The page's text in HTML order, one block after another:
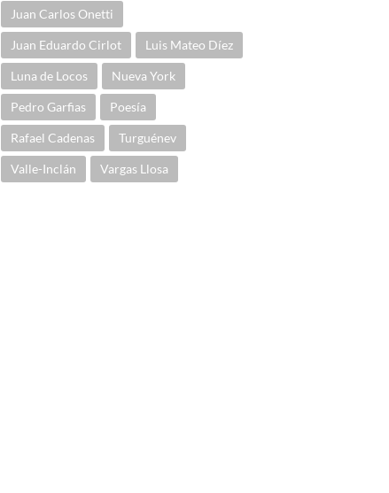
Juan Carlos Onetti
Juan Eduardo Cirlot Luis Mateo Díez
Luna de Locos Nueva York
Pedro Garfias Poesía
Rafael Cadenas Turguénev
Valle-Inclán Vargas Llosa